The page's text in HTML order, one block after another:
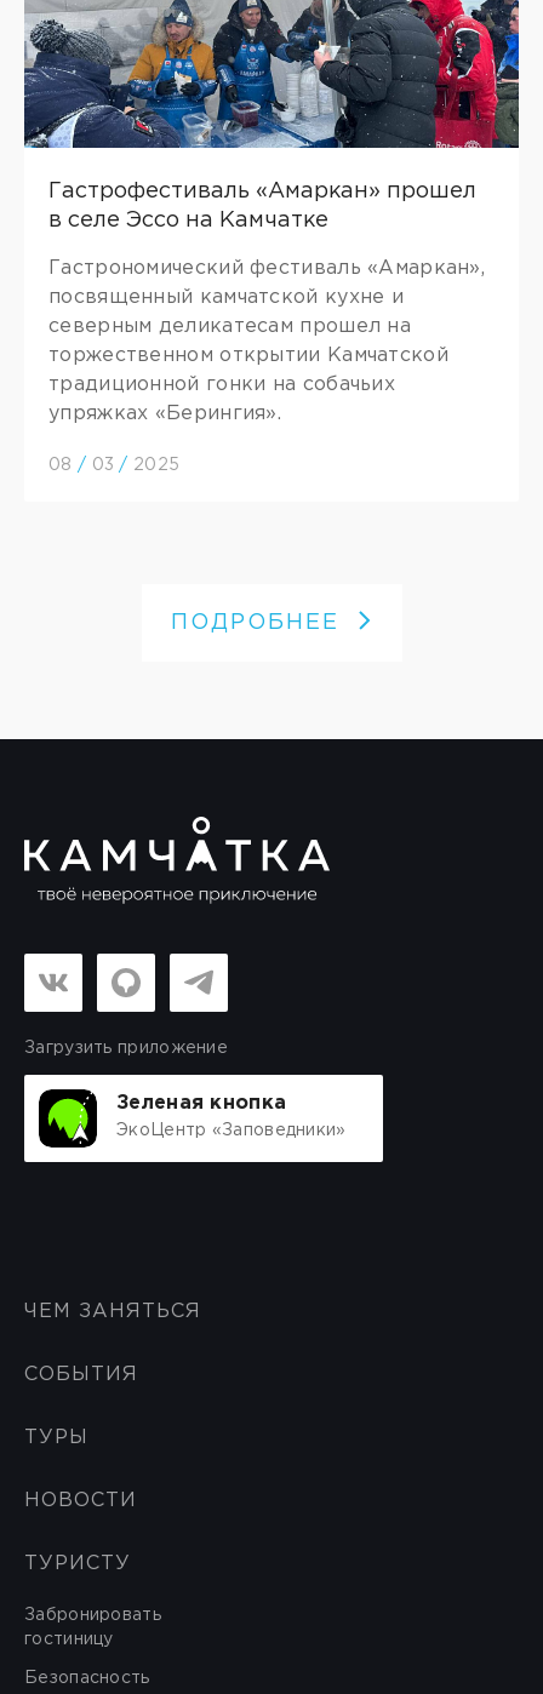
Гастрофестиваль «Амаркан» прошел
в селе Эссо на Камчатке
Гастрономический фестиваль «Амаркан»,
посвященный камчатской кухне и
северным деликатесам прошел на
торжественном открытии Камчатской
традиционной гонки на собачьих
упряжках «Берингия».
08 / 03 / 2025
ПОДРОБНЕЕ
Загрузить приложение
Зеленая кнопка
ЭкоЦентр «Заповедники»
ЧЕМ ЗАНЯТЬСЯ
СОБЫТИЯ
ТУРЫ
НОВОСТИ
ТУРИСТУ
Забронировать
гостиницу
Безопасность